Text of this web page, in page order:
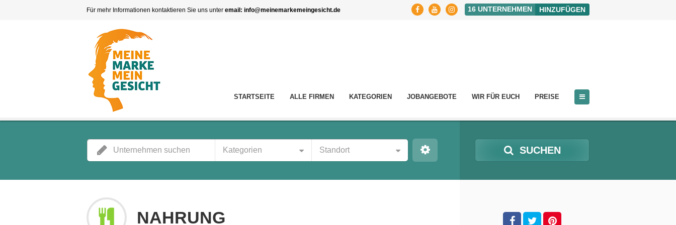
16 UNTERNEHMEN HINZUFÜGEN
Für mehr Informationen kontaktieren Sie uns unter email: info@meinemarkemeingesicht.de
STARTSEITE ALLE FIRMEN KATEGORIEN JOBANGEBOTE WIR FÜR EUCH PREISE
Kategorien Standort SUCHEN
NAHRUNG